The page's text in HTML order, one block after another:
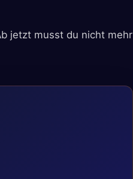
jetzt musst du nicht mehr